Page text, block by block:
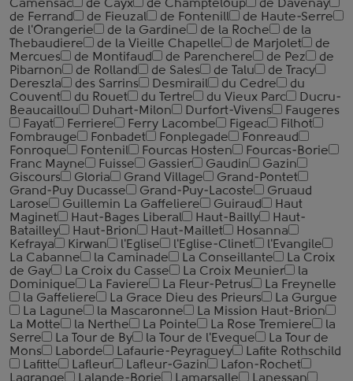
Camensac de Cayx de Champteloup
de Davenay
de Ferrand
de Fieuzal de Fontenill
de Haute-Serre
de l'Orangerie
de la Gardine de la Roche
de la
Thebaudiere
de la Vieille Chapelle de Marjolet
de
Mercues
de Montifaud de Parenchere de Pez
de
Pibarnon
de Rolland de Sales de Talu
de Tracy
Dereszla
des Sarrins Desmirail du Cedre
du
Couvent
du Rouet du Tertre du Vieux Parc
Ducru-
Beaucaillou
Duhart-Milon Durfort-Vivens
Faugeres
Fayat
Ferriere Ferry Lacombe Figeac
Filhot
Fombrauge
Fonbadet Fonplegade
Fonreaud
Fonroque
Fontenil Fourcas Hosten
Fourcas-Borie
Franc Mayne
Fuisse Gassier Gaudin
Gazin
Giscours
Gloria Grand Village
Grand-Pontet
Grand-Puy Ducasse
Grand-Puy-Lacoste
Gruaud
Larose
Guillemin La Gaffeliere Guiraud
Haut
Maginet
Haut-Bages Liberal Haut-Bailly
Haut-
Batailley
Haut-Brion Haut-Maillet
Hosanna
Kefraya
Kirwan l'Eglise l'Eglise-Clinet
l'Evangile
La Cabanne
la Caminade La Conseillante
La Croix
de Gay
La Croix du Casse La Croix Meunier
la
Dominique
La Faviere La Fleur-Petrus
La Freynelle
la Gaffeliere
La Grace Dieu des Prieurs
La Gurgue
La Lagune
la Mascaronne
La Mission Haut-Brion
La Motte
la Nerthe La Pointe La Rose Tremiere
la
Serre
La Tour de By la Tour de l'Eveque
La Tour de
Mons
Laborde Lafaurie-Peyraguey
Lafite Rothschild
Lafitte
Lafleur Lafleur-Gazin
Lafon-Rochet